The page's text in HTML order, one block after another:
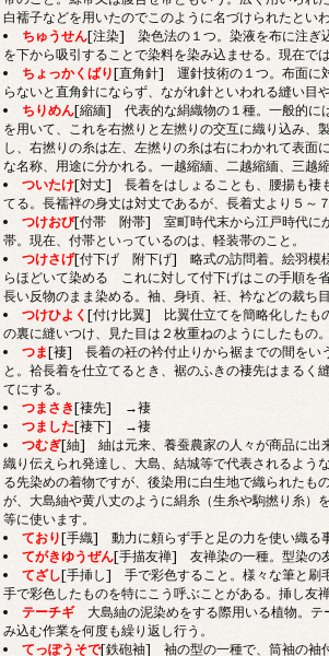
白襦子などを用いたのでこのように名づけられたとい
ちゅうせん[注染] 染色法の１つ。染液を布に注ぎ
を下から吸引することで染料を染み込ませる。現在で
ちょっかくばり[直角針] 運針技術の１つ。布面に
らないと直角針にならず、ながれ針といわれる縫い目
ちりめん[縮緬] 代表的な絹織物の１種。一般的に
を用いて、これを右撚りと左撚りの交互に織り込み、
し、右撚りの糸は左、左撚りの糸は右にわかれて表面
な名称、用途に分かれる。一越縮緬、二越縮緬、三越
ついたけ[対丈] 長着をはしょることも、腰揚も褄
てる。長襦袢の身丈は対丈であるが、長着丈より５～
つけおび[付帯 附帯] 室町時代末から江戸時代にか
帯。現在、付帯といっているのは、軽装帯のこと。
つけさげ[付下げ 附下げ] 略式の訪問着。絵羽模様
らほどいて染める これに対して付下げはこの手順を
長い反物のまま染める。袖、身頃、衽、衿などの裁ち
つけひよく [付け比翼] 比翼仕立てを簡略化したも
の裏に縫いつけ、見た目は２枚重ねのようにしたもの
つま[褄] 長着の衽の衿付止りから裾までの間をい
と。袷長着を仕立てるとき、裾のふきの褄先はまるく
てにする。
つまさき[褄先] →褄
つました[褄下] →褄
つむぎ[紬] 紬は元来、養蚕農家の人々が商品に出
織り伝えられ発達し、大島、結城等で代表されるよう
る先染めの着物ですが、後染用に白生地で織られたも
が、大島紬や黄八丈のように絹糸（生糸や駒撚り糸）
等に使います。
ており[手織] 動力に頼らず手と足の力を使い織る
てがきゆうぜん[手描友禅] 友禅染の一種。型染の
てざし[手挿し] 手で彩色すること。様々な筆と刷
手で彩色したものを特にこう呼ぶことがある。挿し友禅
テーチギ大島紬の泥染めをする際用いる植物。テ
み込む作業を何度も繰り返し行う。
てっぽうそで[鉄砲袖] 袖の型の一種で、筒袖の袖